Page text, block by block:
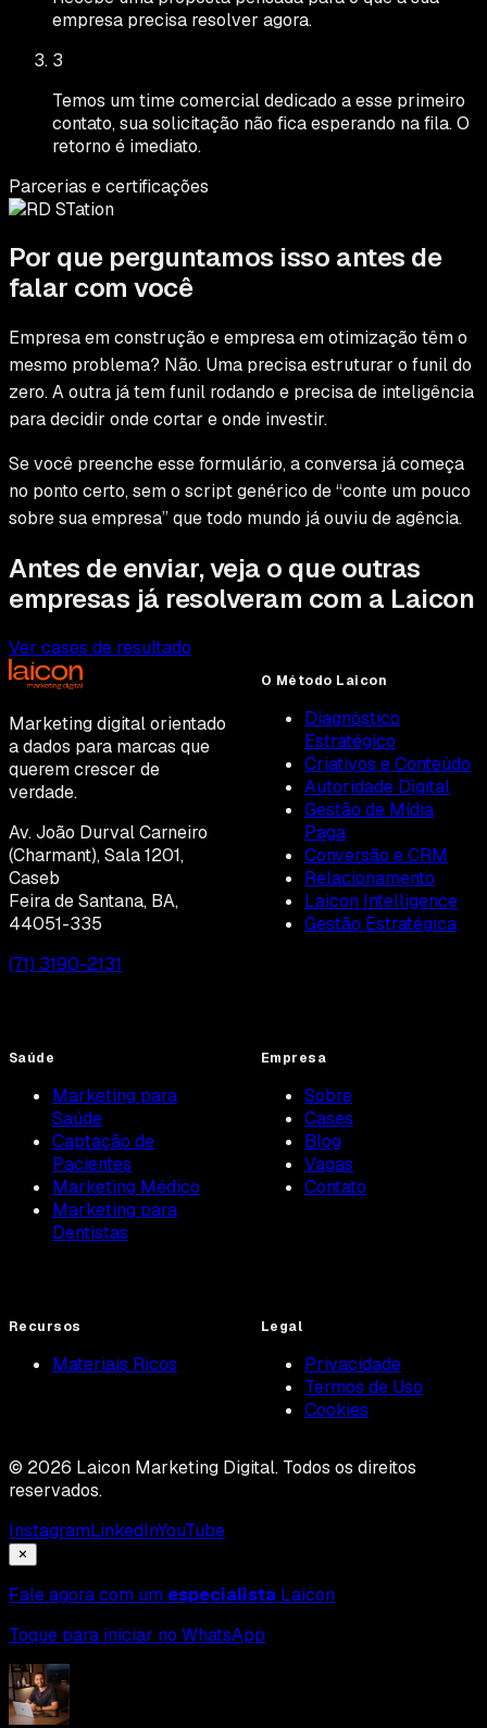
empresa precisa resolver agora.
3
Temos um time comercial dedicado a esse primeiro
contato, sua solicitação não fica esperando na fila. O
retorno é imediato.
Parcerias e certificações
Por que perguntamos isso antes de
falar com você
Empresa em construção e empresa em otimização têm o
mesmo problema? Não. Uma precisa estruturar o funil do
zero. A outra já tem funil rodando e precisa de inteligência
para decidir onde cortar e onde investir.
Se você preenche esse formulário, a conversa já começa
no ponto certo, sem o script genérico de “conte um pouco
sobre sua empresa” que todo mundo já ouviu de agência.
Antes de enviar, veja o que outras
empresas já resolveram com a Laicon
Ver cases de resultado
Marketing digital orientado
a dados para marcas que
querem crescer de
verdade.
Av. João Durval Carneiro
(Charmant), Sala 1201,
Caseb
Feira de Santana, BA,
44051-335
(71) 3190-2131
O Método Laicon
Diagnóstico
Estratégico
Criativos e Conteúdo
Autoridade Digital
Gestão de Mídia
Paga
Conversão e CRM
Relacionamento
Laicon Intelligence
Gestão Estratégica
Saúde
Marketing para
Saúde
Captação de
Pacientes
Marketing Médico
Marketing para
Dentistas
Empresa
Sobre
Cases
Blog
Vagas
Contato
Recursos
Materiais Ricos
Legal
Privacidade
Termos de Uso
Cookies
© 2026 Laicon Marketing Digital. Todos os direitos
reservados.
InstagramLinkedInYouTube
Fale agora com um especialista Laicon
Toque para iniciar no WhatsApp